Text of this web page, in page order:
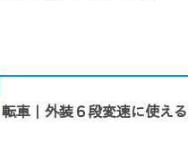
転車｜外装６段変速に使え